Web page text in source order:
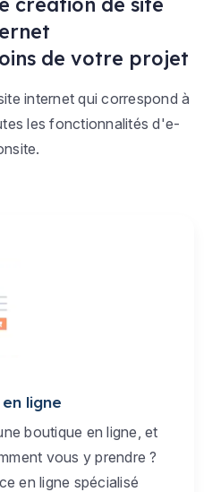
de votre projet
internet qui correspond à
les fonctionnalités d'e-
ligne
boutique en ligne, et
vous y prendre ?
en ligne spécialisé